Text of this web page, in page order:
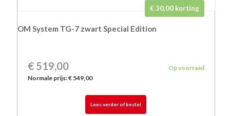
OM System TG-7 zwart Special Edition
€ 30,00 korting
€ 519,00
Op voorraad
Normale prijs:€ 549,00
Lees verder of bestel